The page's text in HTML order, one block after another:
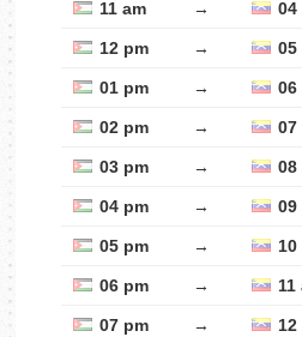
11 am → 04
12 pm → 05
01 pm → 06
02 pm → 07
03 pm → 08
04 pm → 09
05 pm → 10
06 pm → 11
07 pm → 12